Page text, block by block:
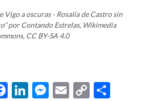
Vigo a oscuras - Rosalía de Castro sin
por Contando Estrelas, Wikimedia
CC BY-SA 4.0
F
Li M E
C